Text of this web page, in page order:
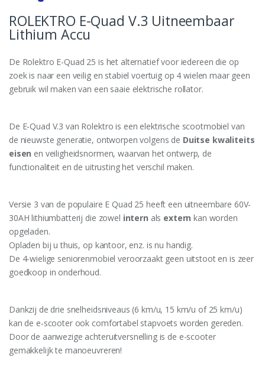
ROLEKTRO E-Quad V.3 Uitneembaar
Lithium Accu
De Rolektro E-Quad 25 is het alternatief voor iedereen die op
zoek is naar een veilig en stabiel voertuig op 4 wielen maar geen
gebruik wil maken van een saaie elektrische rollator.
De E-Quad V.3 van Rolektro is een elektrische scootmobiel van
de nieuwste generatie, ontworpen volgens de Duitse kwaliteits
eisen en veiligheidsnormen, waarvan het ontwerp, de
functionaliteit en de uitrusting het verschil maken.
Versie 3 van de populaire E Quad 25 heeft een uitneembare 60V-
30AH lithiumbatterij die zowel intern als extern kan worden
opgeladen.
Opladen bij u thuis, op kantoor, enz. is nu handig.
De 4-wielige seniorenmobiel veroorzaakt geen uitstoot en is zeer
goedkoop in onderhoud.
Dankzij de drie snelheidsniveaus (6 km/u, 15 km/u of 25 km/u)
kan de e-scooter ook comfortabel stapvoets worden gereden.
Door de aanwezige achteruitversnelling is de e-scooter
gemakkelijk te manoeuvreren!